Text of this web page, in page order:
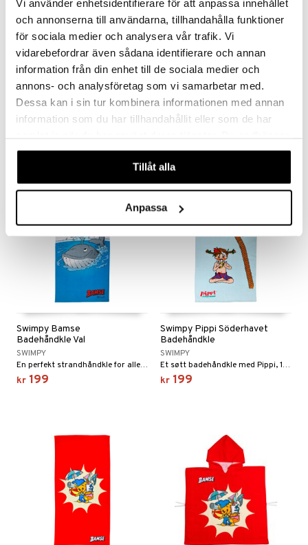
Vi använder enhetsidentifierare för att anpassa innehållet
och annonserna till användarna, tillhandahålla funktioner
för sociala medier och analysera vår trafik. Vi
vidarebefordrar även sådana identifierare och annan
information från din enhet till de sociala medier och
annons- och analysföretag som vi samarbetar med.
Dessa kan i sin tur kombinera informationen med annan
information som du har tillhandahållit eller som de har
våra cookies vid fortsatt användande av vår webbplats.
Tillåt alla
Anpassa
Pippi Langstrømpe stripete
badehåndkle
Et fargerikt badehåndkle med Pippi Langstrømpe!
Swimpy Bamse
Badeponcho Val
Swimpy Bamse
Badehåndkle Val
SWIMPY
En perfekt strandhåndkle for alle Bamse-fans!
kr 199
Swimpy Pippi Söderhavet
Badehåndkle
SWIMPY
Et søtt badehåndkle med Pippi, 140 x 70 cm.
kr 199